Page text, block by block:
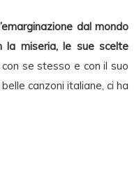
dal mondo
la miseria, le sue scelte
con se stesso e con il suo
canzoni italiane, ci ha